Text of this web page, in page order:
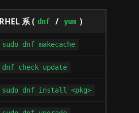
RHEL 系 ( dnf / yum )
sudo dnf makecache
dnf check-update
sudo dnf install <pkg>